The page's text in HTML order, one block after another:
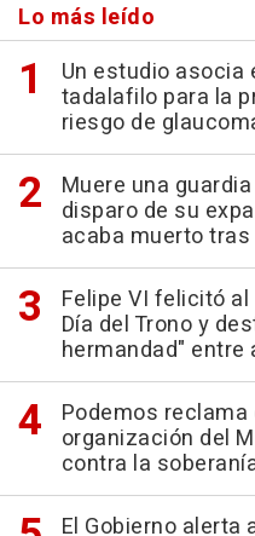
Lo más leído
Un estudio asocia
tadalafilo para la
riesgo de
Muere una
disparo de su
acaba muerto
Felipe VI felicitó
Día del Trono y
hermandad" entre
Podemos
organización del
contra la
El Gobierno alerta